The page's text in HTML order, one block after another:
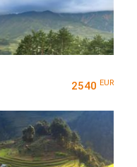
2540 EUR